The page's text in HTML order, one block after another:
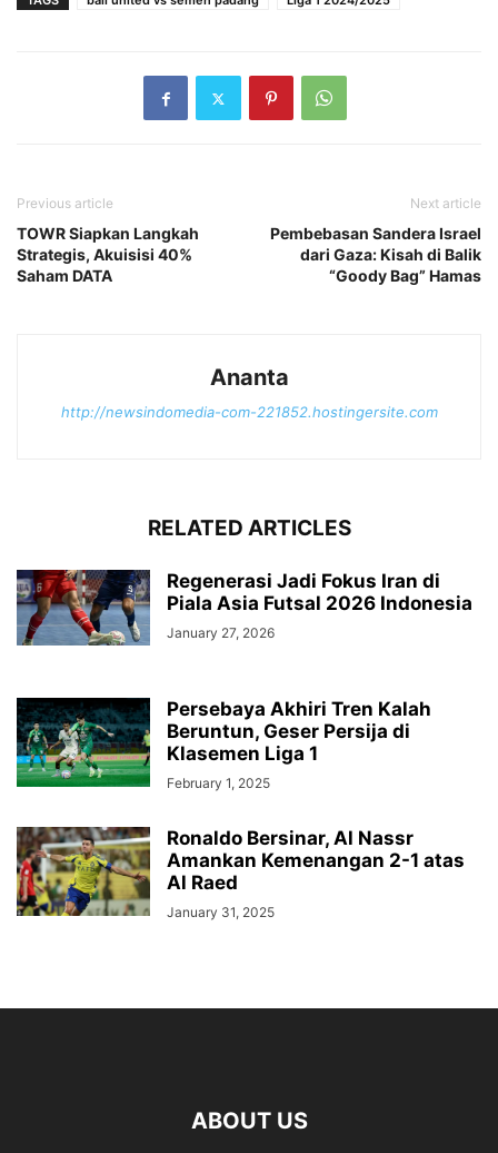
Previous article
TOWR Siapkan Langkah
Strategis, Akuisisi 40%
Saham DATA
Next article
Pembebasan Sandera Israel
dari Gaza: Kisah di Balik
“Goody Bag” Hamas
Ananta
http://newsindomedia-com-221852.hostingersite.com
RELATED ARTICLES
Regenerasi Jadi Fokus Iran di
Piala Asia Futsal 2026 Indonesia
January 27, 2026
Persebaya Akhiri Tren Kalah
Beruntun, Geser Persija di
Klasemen Liga 1
February 1, 2025
Ronaldo Bersinar, Al Nassr
Amankan Kemenangan 2-1 atas
Al Raed
January 31, 2025
ABOUT US